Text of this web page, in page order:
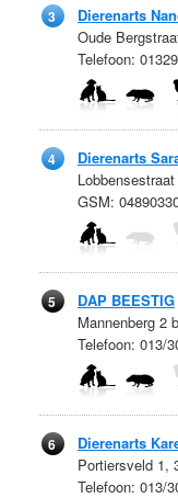
3
Dierenarts
Oude
Telefoon:
4
Dierenarts
GSM:
5
DAP BEESTIG
Mannenberg 2
Telefoon: 013/
6
Dierenarts
Portiersveld 1,
Telefoon: 013/